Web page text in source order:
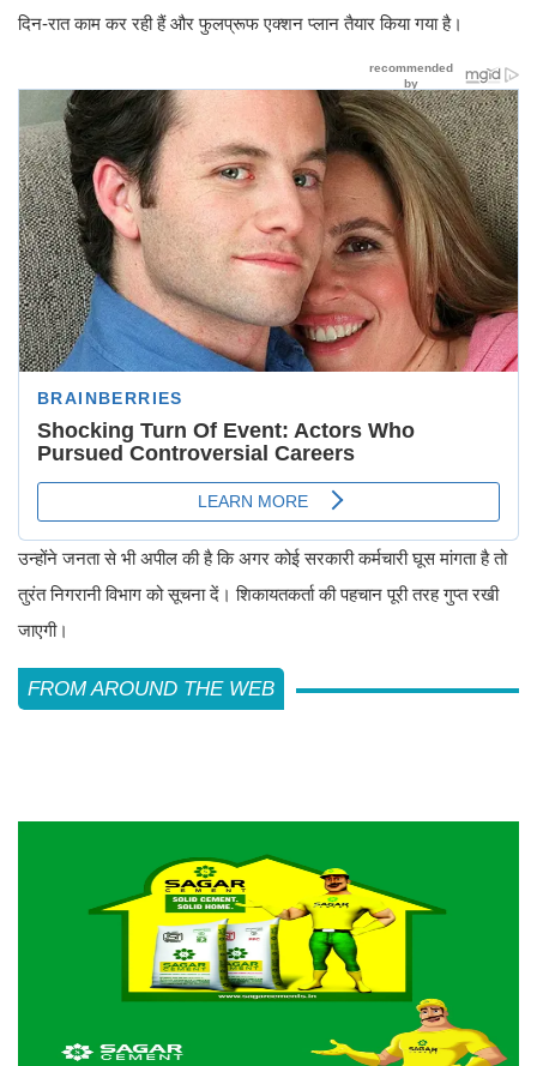
दिन-रात काम कर रही हैं और फुलप्रूफ एक्शन प्लान तैयार किया गया है।
उन्होंने जनता से भी अपील की है कि अगर कोई सरकारी कर्मचारी घूस मांगता है तो
तुरंत निगरानी विभाग को सूचना दें। शिकायतकर्ता की पहचान पूरी तरह गुप्त रखी
जाएगी।
FROM AROUND THE WEB